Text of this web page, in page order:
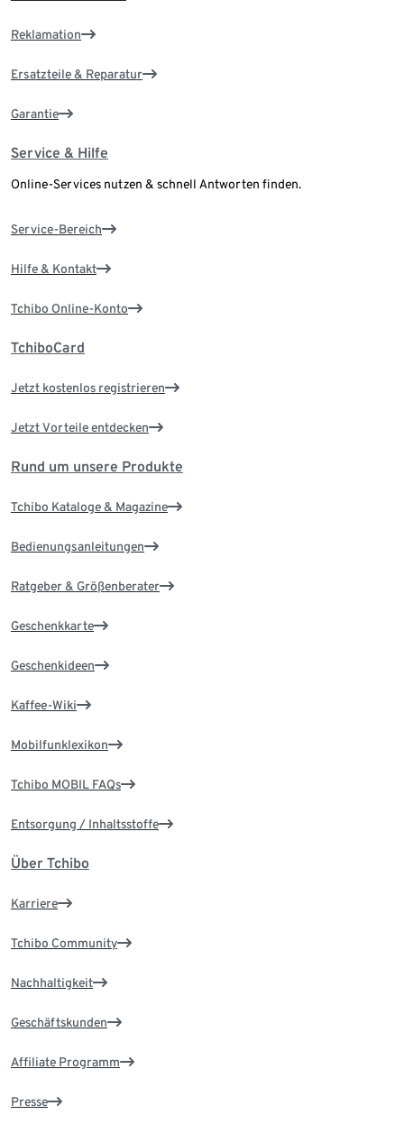
Reklamation
Ersatzteile & Reparatur
Garantie
Service & Hilfe
Online-Services nutzen & schnell Antworten finden.
Service-Bereich
Hilfe & Kontakt
Tchibo Online-Konto
TchiboCard
Jetzt kostenlos registrieren
Jetzt Vorteile entdecken
Rund um unsere Produkte
Tchibo Kataloge & Magazine
Bedienungsanleitungen
Ratgeber & Größenberater
Geschenkkarte
Geschenkideen
Kaffee-Wiki
Mobilfunklexikon
Tchibo MOBIL FAQs
Entsorgung / Inhaltsstoffe
Über Tchibo
Karriere
Tchibo Community
Nachhaltigkeit
Geschäftskunden
Affiliate Programm
Presse